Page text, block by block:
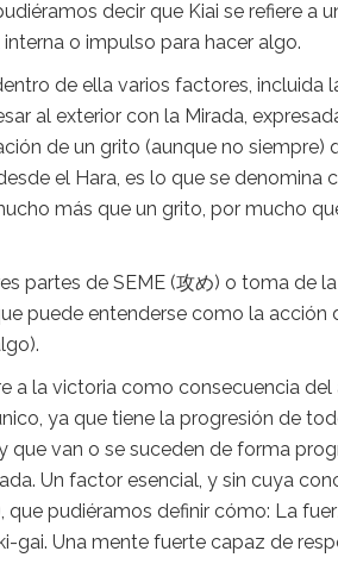
decir que Kiai se refiere a
o impulso para hacer algo.
de ella varios factores, incluida
al exterior con la Mirada,
de un grito (aunque no siempre)
el Hara, es lo que se
más que un grito, por mucho
partes de SEME (攻め) o toma de
puede entenderse como la acción
a la victoria como consecuencia
ya que tiene la progresión de
que van o se suceden de forma
Un factor esencial, y sin cuya
que pudiéramos definir cómo: La
gai. Una mente fuerte capaz de